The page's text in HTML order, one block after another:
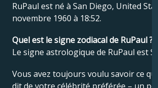
RuPaul est né à San Diego, United
novembre 1960 à 18:52.
Quel est le signe zodiacal de RuPaul ?
Le signe astrologique de RuPaul est
Vous avez toujours voulu savoir ce